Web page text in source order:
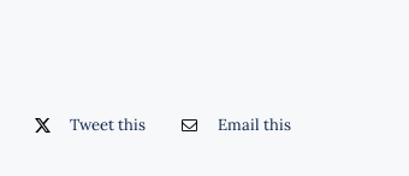
Tweet this Email this